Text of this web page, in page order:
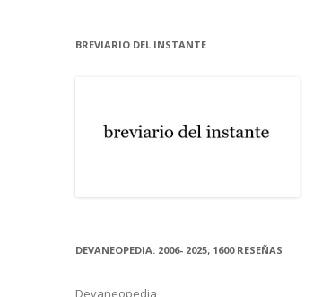
BREVIARIO DEL INSTANTE
DEVANEOPEDIA: 2006- 2025; 1600 RESEÑAS
Devaneopedia